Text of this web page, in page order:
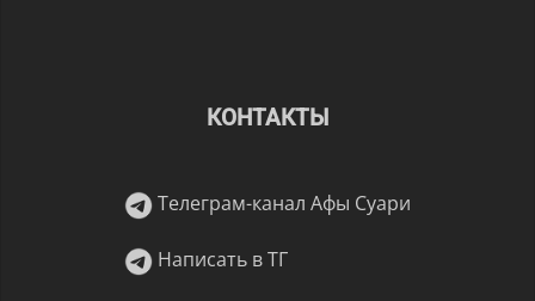
КОНТАКТЫ
Телеграм-канал Афы Суари
Написать в ТГ